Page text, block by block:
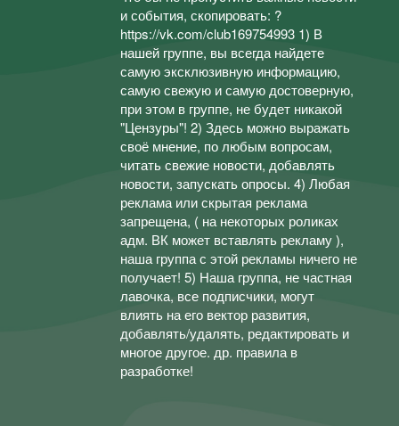
и события, скопировать: ?
https://vk.com/club169754993 1) В
нашей группе, вы всегда найдете
самую эксклюзивную информацию,
самую свежую и самую достоверную,
при этом в группе, не будет никакой
"Цензуры"! 2) Здесь можно выражать
своё мнение, по любым вопросам,
читать свежие новости, добавлять
новости, запускать опросы. 4) Любая
реклама или скрытая реклама
запрещена, ( на некоторых роликах
адм. ВК может вставлять рекламу ),
наша группа с этой рекламы ничего не
получает! 5) Наша группа, не частная
лавочка, все подписчики, могут
влиять на его вектор развития,
добавлять/удалять, редактировать и
многое другое. др. правила в
разработке!